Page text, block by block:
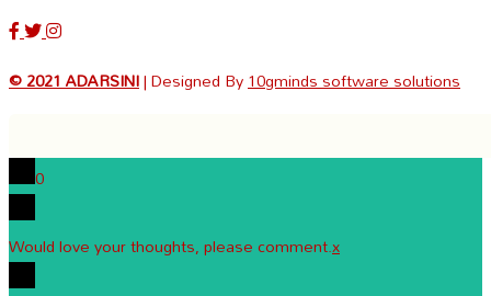
© 2021 ADARSINI| Designed By10gminds software solutions
0
Would love your thoughts, please comment.x